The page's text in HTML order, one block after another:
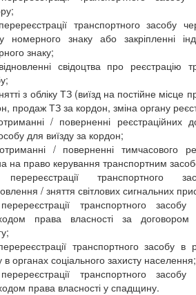
транспортного засобу
номерного знаку або закріпленні
знаку;
свідоцтва про реєстрацію
з обліку ТЗ (виїзд на постійне місце
продаж ТЗ за кордон, зміна органу
/ поверненні реєстраційних
для виїзду за кордон;
/ поверненні тимчасового
на право керування транспортним
транспортного
/ зняття світлових сигнальних
транспортного
права власності за договором
транспортного засобу в
в органах соціального захисту населення;
транспортного
права власності у спадщину.